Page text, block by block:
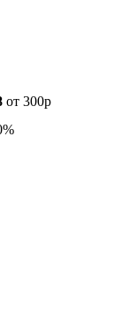
от 300р